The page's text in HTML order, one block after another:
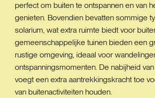
perfect om buiten te ontspannen en van
genieten. Bovendien bevatten sommige
solarium, wat extra ruimte biedt voor
gemeenschappelijke tuinen bieden een
rustige omgeving, ideaal voor
ontspanningsmomenten. De nabijheid
voegt een extra aantrekkingskracht toe
van buitenactiviteiten houden.